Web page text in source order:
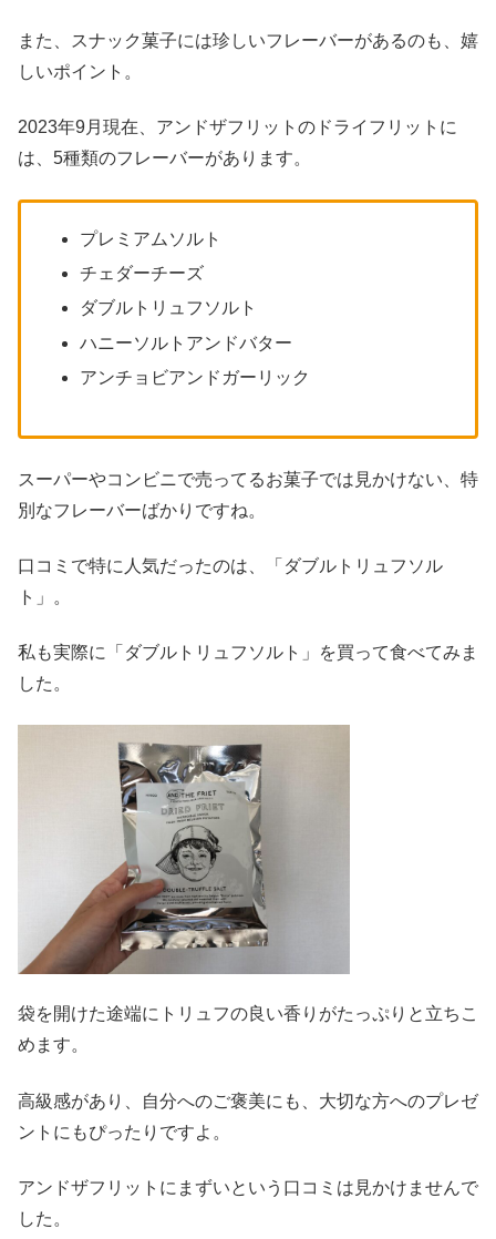
また、スナック菓子には珍しいフレーバーがあるのも、嬉
しいポイント。
2023年9月現在、アンドザフリットのドライフリットに
は、5種類のフレーバーがあります。
プレミアムソルト
チェダーチーズ
ダブルトリュフソルト
ハニーソルトアンドバター
アンチョビアンドガーリック
スーパーやコンビニで売ってるお菓子では見かけない、特
別なフレーバーばかりですね。
口コミで特に人気だったのは、「ダブルトリュフソル
ト」。
私も実際に「ダブルトリュフソルト」を買って食べてみま
した。
袋を開けた途端にトリュフの良い香りがたっぷりと立ちこ
めます。
高級感があり、自分へのご褒美にも、大切な方へのプレゼ
ントにもぴったりですよ。
アンドザフリットにまずいという口コミは見かけませんで
した。